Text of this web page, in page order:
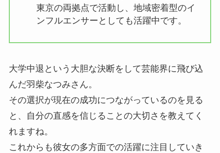
東京の両拠点で活動し、地域密着型のイ
ンフルエンサーとしても活躍中です。
大学中退という大胆な決断をして芸能界に飛び込
んだ羽柴なつみさん。
その選択が現在の成功につながっているのを見る
と、自分の直感を信じることの大切さを教えてく
れますね。
これからも彼女の多方面での活躍に注目していき